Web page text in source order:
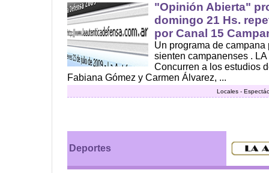
"Opinión Abierta"
domingo 21 Hs.
por Canal 15
Un programa de
sienten campanenses .
Concurren a los estudios
Fabiana Gómez y Carmen Álvarez, ...
Locales -
Deportes